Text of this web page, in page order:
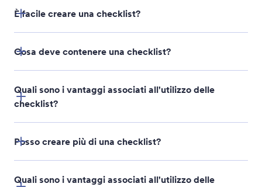
È facile creare una checklist?
Cosa deve contenere una checklist?
Quali sono i vantaggi associati all'utilizzo delle
checklist?
Posso creare più di una checklist?
Quali sono i vantaggi associati all'utilizzo delle